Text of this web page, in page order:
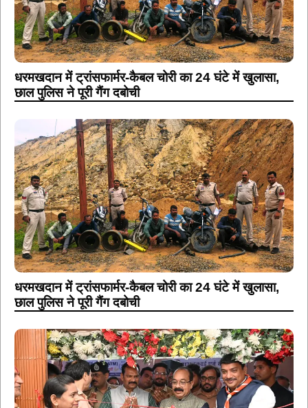
धरमखदान में ट्रांसफार्मर-कैबल चोरी का 24 घंटे में खुलासा,
छाल पुलिस ने पूरी गैंग दबोची
धरमखदान में ट्रांसफार्मर-कैबल चोरी का 24 घंटे में खुलासा,
छाल पुलिस ने पूरी गैंग दबोची